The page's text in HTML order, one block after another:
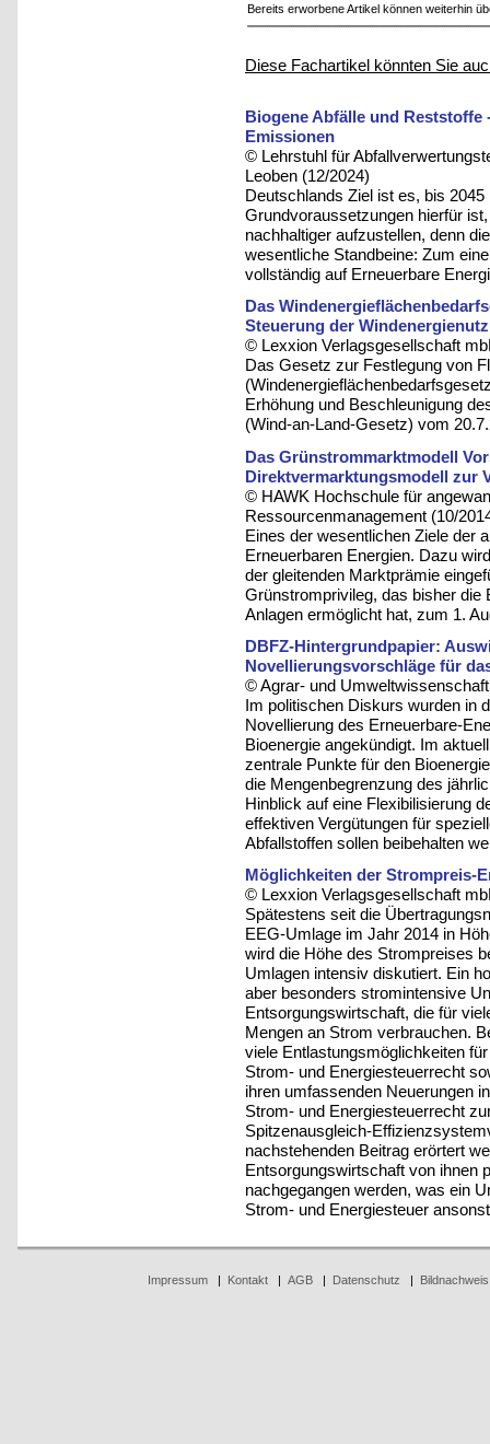
Bereits erworbene Artikel können weiterhin
Diese Fachartikel könnten Sie
Biogene Abfälle und
Emissionen
© Lehrstuhl für
Leoben (12/2024)
Deutschlands Ziel ist es, bis
Grundvoraussetzungen hierfür
nachhaltiger aufzustellen, denn
wesentliche Standbeine: Zum
vollständig auf Erneuerbare
Das
Steuerung der
© Lexxion Verlagsgesellschaft
Das Gesetz zur Festlegung von
Erhöhung und Beschleunigung
(Wind-an-Land-Gesetz) vom
Das Grünstrommarktmodell
Direktvermarktungsmodell zur
© HAWK Hochschule für
Ressourcenmanagement (10/
Eines der wesentlichen Ziele der
Erneuerbaren Energien. Dazu
der gleitenden Marktprämie
Grünstromprivileg, das bisher die
Anlagen ermöglicht hat, zum 1.
DBFZ-Hintergrundpapier:
Novellierungsvorschläge für
© Agrar- und
Im politischen Diskurs wurden in
Novellierung des Erneuerbare-
Bioenergie angekündigt. Im
zentrale Punkte für den
die Mengenbegrenzung des
Hinblick auf eine Flexibilisierung
effektiven Vergütungen für
Abfallstoffen sollen beibehalten
Möglichkeiten der Strompreis-
© Lexxion Verlagsgesellschaft
Spätestens seit die
EEG-Umlage im Jahr 2014 in
wird die Höhe des Strompreises
Umlagen intensiv diskutiert. Ein
aber besonders stromintensive
Entsorgungswirtschaft, die für
Mengen an Strom verbrauchen.
viele Entlastungsmöglichkeiten
Strom- und Energiesteuerrecht
ihren umfassenden Neuerungen
Strom- und Energiesteuerrecht
Spitzenausgleich-
nachstehenden Beitrag erörtert
Entsorgungswirtschaft von ihnen
nachgegangen werden, was ein
Strom- und Energiesteuer
Impressum| Kontakt| AGB| Datenschutz | Bildnachweis